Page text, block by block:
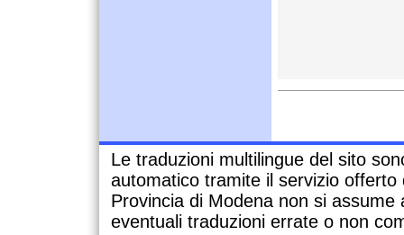
Le traduzioni multilingue del sito
automatico tramite il servizio
Provincia di Modena non si assume
eventuali traduzioni errate o non